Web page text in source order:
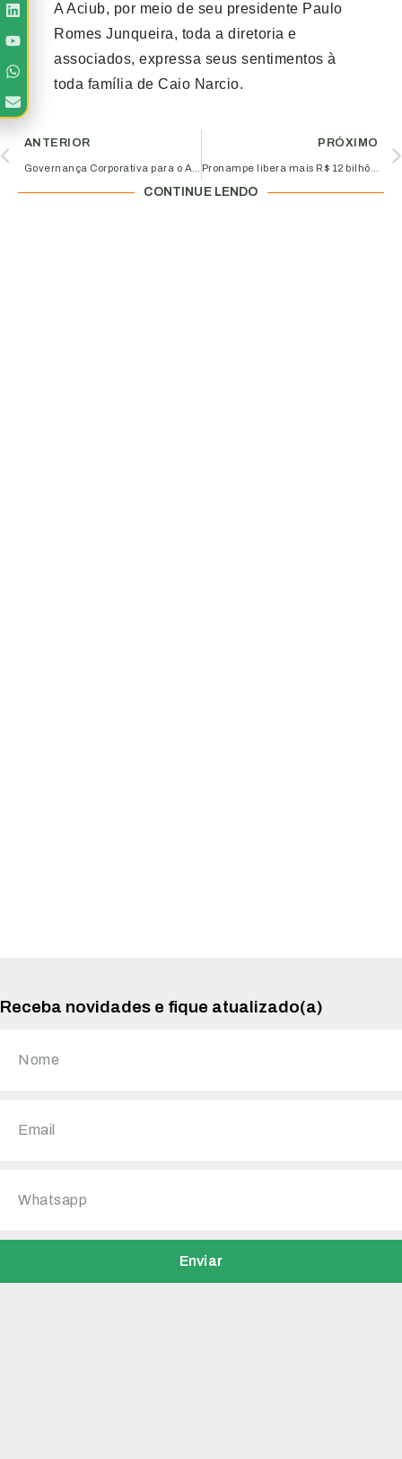
A Aciub, por meio de seu presidente Paulo
Romes Junqueira, toda a diretoria e
associados, expressa seus sentimentos à
toda família de Caio Narcio.
ANTERIOR
Governança Corporativa para o Agronegócio: webinar do Núcleo de Agronegócios na Aciub
PRÓXIMO
Pronampe libera mais R$ 12 bilhões para empresas neste sábado
CONTINUE LENDO
Receba novidades e fique atualizado(a)
Enviar